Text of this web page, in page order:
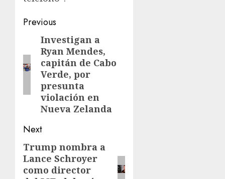
Previous
Investigan a
Ryan Mendes,
capitán de Cabo
Verde, por
presunta
violación en
Nueva Zelanda
Next
Trump nombra a
Lance Schroyer
como director